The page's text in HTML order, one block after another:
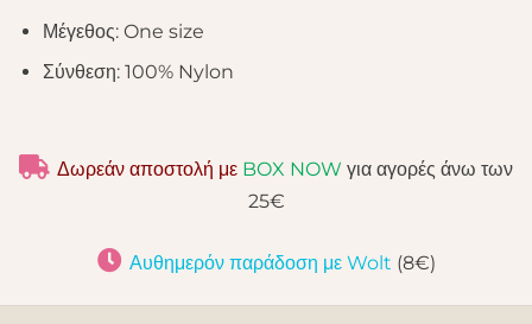
Μέγεθος: One size
Σύνθεση: 100% Nylon
Δωρεάν αποστολή με BOX NOW για αγορές άνω των
25€
Αυθημερόν παράδοση με Wolt (8€)